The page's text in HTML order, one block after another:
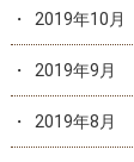
2019年10月
2019年9月
2019年8月